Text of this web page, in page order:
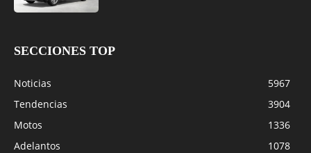
SECCIONES TOP
Noticias
5967
Tendencias
3904
Motos
1336
Adelantos
1078